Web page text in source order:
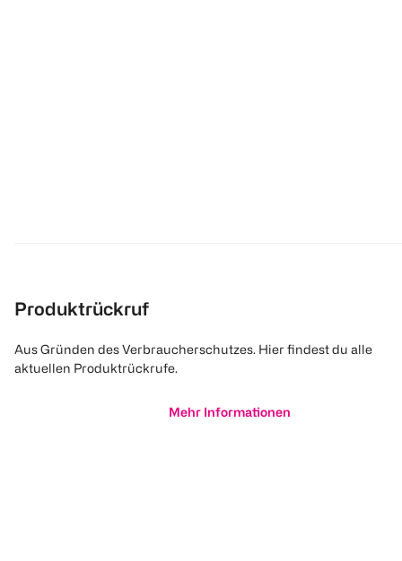
Produktrückruf
Aus Gründen des Verbraucherschutzes. Hier findest du alle
aktuellen Produktrückrufe.
Mehr Informationen